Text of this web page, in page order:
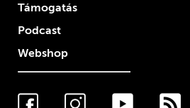
Támogatás
Podcast
Webshop